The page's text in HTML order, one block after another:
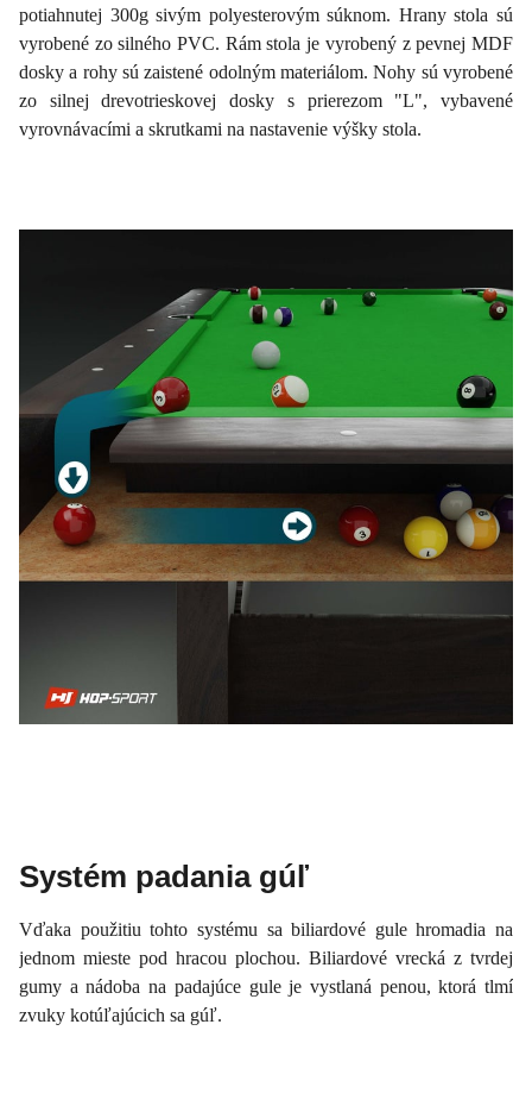
potiahnutej 300g sivým polyesterovým súknom. Hrany stola sú
vyrobené zo silného PVC. Rám stola je vyrobený z pevnej MDF
dosky a rohy sú zaistené odolným materiálom. Nohy sú vyrobené
zo silnej drevotrieskovej dosky s prierezom "L", vybavené
vyrovnávacími a skrutkami na nastavenie výšky stola.
Systém padania gúľ
Vďaka použitiu tohto systému sa biliardové gule hromadia na
jednom mieste pod hracou plochou. Biliardové vrecká z tvrdej
gumy a nádoba na padajúce gule je vystlaná penou, ktorá tlmí
zvuky kotúľajúcich sa gúľ.